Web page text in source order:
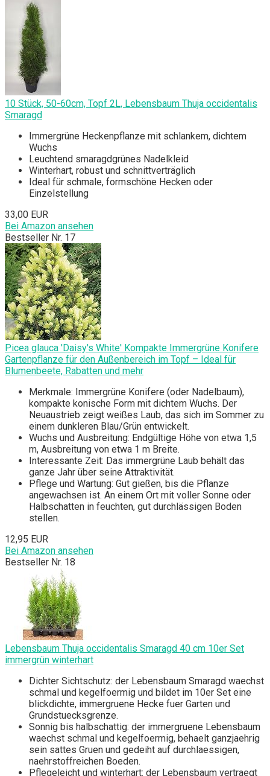
10 Stück, 50-60cm, Topf 2L, Lebensbaum Thuja occidentalis
Smaragd
Immergrüne Heckenpflanze mit schlankem, dichtem
Wuchs
Leuchtend smaragdgrünes Nadelkleid
Winterhart, robust und schnittverträglich
Ideal für schmale, formschöne Hecken oder
Einzelstellung
33,00 EUR
Bei Amazon ansehen
Bestseller Nr. 17
Picea glauca 'Daisy's White' Kompakte Immergrüne Konifere
Gartenpflanze für den Außenbereich im Topf – Ideal für
Blumenbeete, Rabatten und mehr
Merkmale: Immergrüne Konifere (oder Nadelbaum),
kompakte konische Form mit dichtem Wuchs. Der
Neuaustrieb zeigt weißes Laub, das sich im Sommer zu
einem dunkleren Blau/Grün entwickelt.
Wuchs und Ausbreitung: Endgültige Höhe von etwa 1,5
m, Ausbreitung von etwa 1 m Breite.
Interessante Zeit: Das immergrüne Laub behält das
ganze Jahr über seine Attraktivität.
Pflege und Wartung: Gut gießen, bis die Pflanze
angewachsen ist. An einem Ort mit voller Sonne oder
Halbschatten in feuchten, gut durchlässigen Boden
stellen.
12,95 EUR
Bei Amazon ansehen
Bestseller Nr. 18
Lebensbaum Thuja occidentalis Smaragd 40 cm 10er Set
immergrün winterhart
Dichter Sichtschutz: der Lebensbaum Smaragd waechst
schmal und kegelfoermig und bildet im 10er Set eine
blickdichte, immergruene Hecke fuer Garten und
Grundstuecksgrenze.
Sonnig bis halbschattig: der immergruene Lebensbaum
waechst schmal und kegelfoermig, behaelt ganzjaehrig
sein sattes Gruen und gedeiht auf durchlaessigen,
naehrstoffreichen Boeden.
Pflegeleicht und winterhart: der Lebensbaum vertraegt